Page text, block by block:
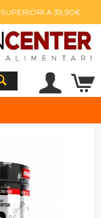
A 39,90€